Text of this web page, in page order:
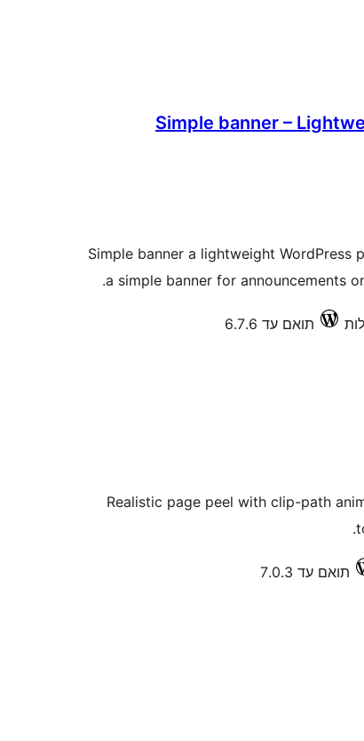
Simple banner –
Simple banner a lightweight WordPress
a simple banner for announcements
תואם עד 6.7.6
Realistic page peel with clip-path
תואם עד 7.0.3